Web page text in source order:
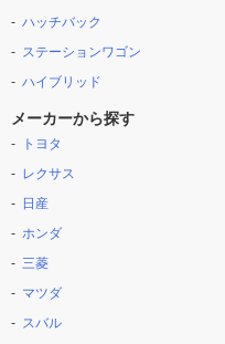
ハッチバック
ステーションワゴン
ハイブリッド
メーカーから探す
トヨタ
レクサス
日産
ホンダ
三菱
マツダ
スバル